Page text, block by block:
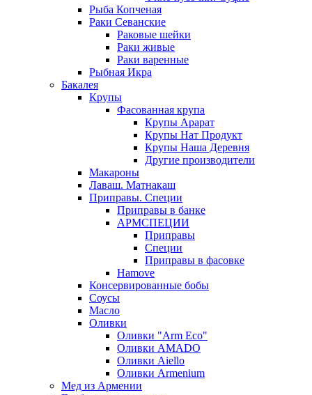
Рыба Копченая
Раки Севанские
Раковые шейки
Раки живые
Раки варенные
Рыбная Икра
Бакалея
Крупы
Фасованная крупа
Крупы Арарат
Крупы Нат Продукт
Крупы Наша Деревня
Другие производители
Макароны
Лаваш. Матнакаш
Приправы. Специи
Приправы в банке
АРМСПЕЦИИ
Приправы
Специи
Приправы в фасовке
Hamove
Консервированные бобы
Соусы
Масло
Оливки
Оливки "Arm Eco"
Оливки AMADO
Оливки Aiello
Оливки Armenium
Мед из Армении